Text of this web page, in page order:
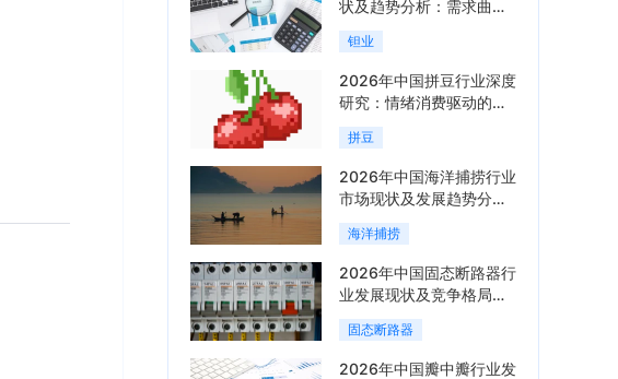
状及趋势分析：需求曲线
陡峭与供给曲线平缓的博
弈加剧「图」
钽业
2026年中国拼豆行业深度
研究：情绪消费驱动的新
兴手工赛道「图」
拼豆
2026年中国海洋捕捞行业
市场现状及发展趋势分
析：科技赋能与智能化转
型加速「图」
海洋捕捞
2026年中国固态断路器行
业发展现状及竞争格局分
析：国际巨头领跑技术，
国内企业加速追赶「图」
固态断路器
2026年中国瓣中瓣行业发